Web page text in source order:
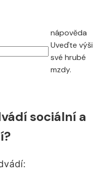
nápověda
Uveďte výši
své hrubé
mzdy.
sociální a